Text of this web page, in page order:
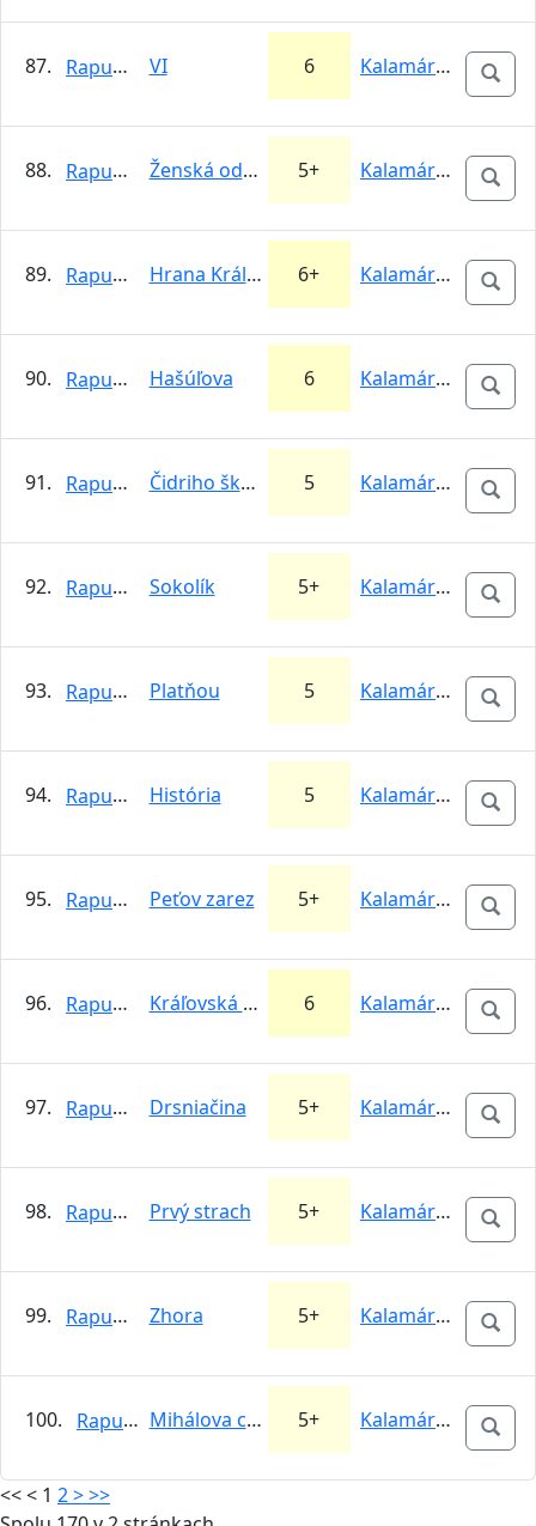
87. Rapunzel VI 6 Kalamárka
88. Rapunzel Ženská odvaha 5+ Kalamárka
89. Rapunzel Hrana Královskej (Prostredny pilier) 6+ Kalamárka
90. Rapunzel Hašúľova 6 Kalamárka
91. Rapunzel Čidriho škára 5 Kalamárka
92. Rapunzel Sokolík 5+ Kalamárka
93. Rapunzel Platňou 5 Kalamárka
94. Rapunzel História 5 Kalamárka
95. Rapunzel Peťov zarez 5+ Kalamárka
96. Rapunzel Kráľovská cesta 6 Kalamárka
97. Rapunzel Drsniačina 5+ Kalamárka
98. Rapunzel Prvý strach 5+ Kalamárka
99. Rapunzel Zhora 5+ Kalamárka
100. Rapunzel Mihálova cesta 5+ Kalamárka
<<< 1 2>>>